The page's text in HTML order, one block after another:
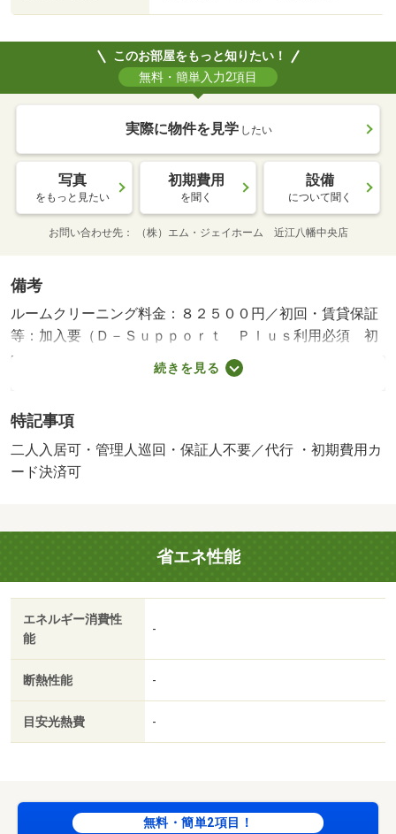
このお部屋をもっと知りたい！
無料・簡単入力2項目
実際に物件を見学 したい
写真
をもっと見たい
初期費用
を聞く
設備
について聞く
お問い合わせ先 （株）エム・ジェイホーム 近江八幡中央店
備考
ルームクリーニング料金：８２５００円／初回・賃貸保証
等：加入要（Ｄ－Ｓｕｐｐｏｒｔ Ｐｌｕｓ利用必須 初
回保証料３５０００円、月額保証料賃料等総額の１％＋８
００円／月）・管理形態／管理員の勤務形態：巡回・開放
場：なし・駐輪場：有
続きを見る
特記事項
二人入居可・管理人巡回・保証人不要／代行 ・初期費用カ
ード決済可
省エネ性能
エネルギー消費性
能
-
断熱性能 -
目安光熱費 -
無料・簡単2項目！